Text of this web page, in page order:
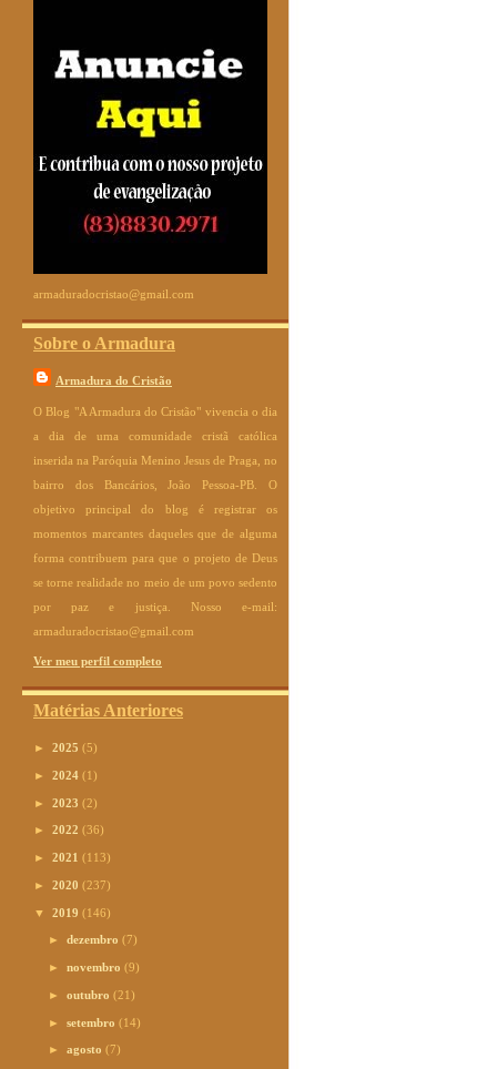
armaduradocristao@gmail.com
Sobre o Armadura
Armadura do Cristão
O Blog "A Armadura do Cristão" vivencia o dia
a dia de uma comunidade cristã católica
inserida na Paróquia Menino Jesus de Praga, no
bairro dos Bancários, João Pessoa-PB. O
objetivo principal do blog é registrar os
momentos marcantes daqueles que de alguma
forma contribuem para que o projeto de Deus
se torne realidade no meio de um povo sedento
por paz e justiça. Nosso e-mail:
armaduradocristao@gmail.com
Ver meu perfil completo
Matérias Anteriores
► 2025 (5)
► 2024 (1)
► 2023 (2)
► 2022 (36)
► 2021 (113)
► 2020 (237)
▼ 2019 (146)
►dezembro(7)
►novembro(9)
►outubro(21)
►setembro(14)
►agosto(7)